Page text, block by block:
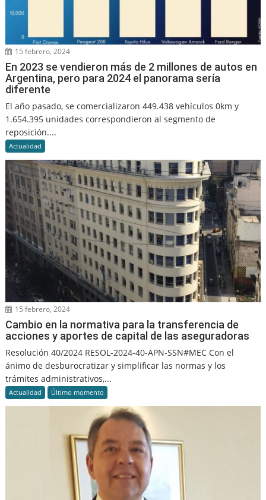
15 febrero, 2024
En 2023 se vendieron más de 2 millones de autos en
Argentina, pero para 2024 el panorama sería
diferente
El año pasado, se comercializaron 449.438 vehículos 0km y
1.654.395 unidades correspondieron al segmento de
reposición....
Actualidad
15 febrero, 2024
Cambio en la normativa para la transferencia de
acciones y aportes de capital de las aseguradoras
Resolución 40/2024 RESOL-2024-40-APN-SSN#MEC Con el
ánimo de desburocratizar y simplificar las normas y los
trámites administrativos,...
Actualidad Último momento